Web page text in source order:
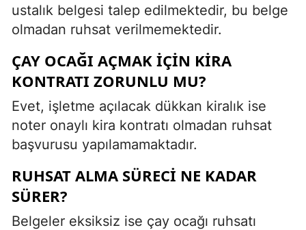
ustalık belgesi talep edilmektedir, bu belge
olmadan ruhsat verilmemektedir.
ÇAY OCAĞI AÇMAK IÇIN KIRA
KONTRATI ZORUNLU MU?
Evet, işletme açılacak dükkan kiralık ise
noter onaylı kira kontratı olmadan ruhsat
başvurusu yapılamamaktadır.
RUHSAT ALMA SÜRECI NE KADAR
SÜRER?
Belgeler eksiksiz ise çay ocağı ruhsatı